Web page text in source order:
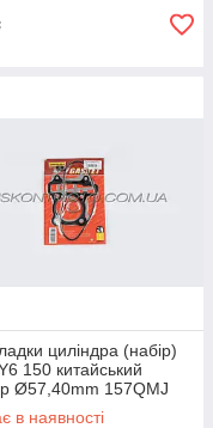
циліндра (набір)
150 китайський
Ø57,40mm 157QMJ
в наявності